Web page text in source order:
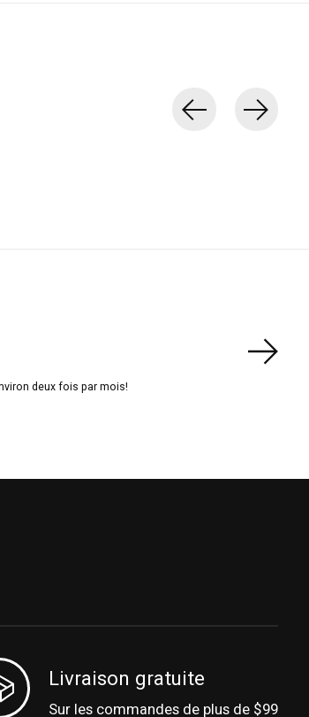
deux fois par mois!
Livraison gratuite
Sur les commandes de plus de $99